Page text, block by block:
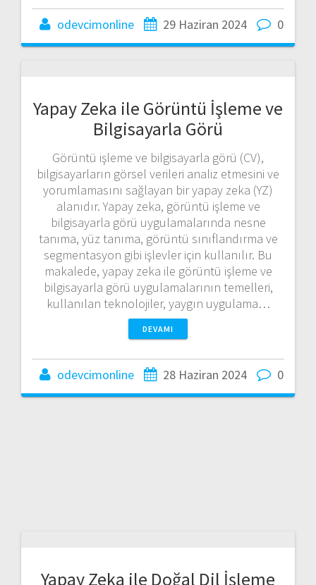
odevcimonline 29 Haziran 2024 0
Yapay Zeka ile Görüntü İşleme ve
Bilgisayarla Görü
Görüntü işleme ve bilgisayarla görü (CV),
bilgisayarların görsel verileri analiz etmesini ve
yorumlamasını sağlayan bir yapay zeka (YZ)
alanıdır. Yapay zeka, görüntü işleme ve
bilgisayarla görü uygulamalarında nesne
tanıma, yüz tanıma, görüntü sınıflandırma ve
segmentasyon gibi işlevler için kullanılır. Bu
makalede, yapay zeka ile görüntü işleme ve
bilgisayarla görü uygulamalarının temelleri,
kullanılan teknolojiler, yaygın uygulama…
DEVAMI
odevcimonline 28 Haziran 2024 0
Yapay Zeka ile Doğal Dil İşleme